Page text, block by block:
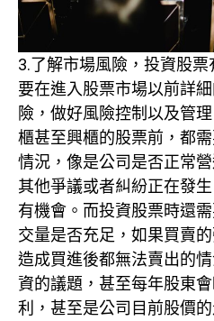
3.了解市場風險，投資股
要在進入股票市場以前詳
險，做好風險控制以及管
櫃甚至興櫃的股票前，都
情況，像是公司是否正常
其他爭議或者糾紛正在發
有機會。而投資股票時還
交量是否充足，如果買賣
造成買進後都無法賣出的
資的議題，甚至每年股東
利，甚至是公司目前股價